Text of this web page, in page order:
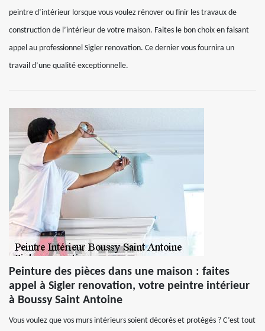
peintre d’intérieur lorsque vous voulez rénover ou finir les travaux de
construction de l’intérieur de votre maison. Faites le bon choix en faisant
appel au professionnel Sigler renovation. Ce dernier vous fournira un
travail d’une qualité exceptionnelle.
Peinture des pièces dans une maison : faites
appel à Sigler renovation, votre peintre intérieur
à Boussy Saint Antoine
Vous voulez que vos murs intérieurs soient décorés et protégés ? C’est tout